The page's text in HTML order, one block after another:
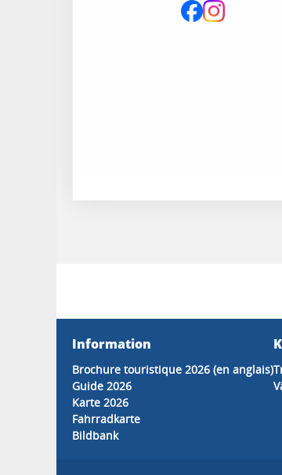
Information
Brochure touristique 2026 (en anglais)
Guide 2026
Karte 2026
Fahrradkarte
Bildbank